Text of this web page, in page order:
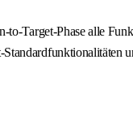
Target-Phase alle